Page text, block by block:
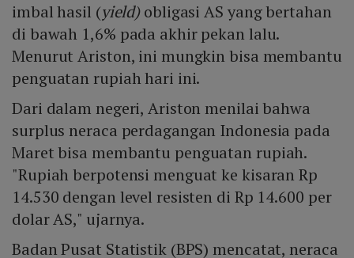
imbal hasil (yield)obligasi AS yang bertahan
di bawah 1,6% pada akhir pekan lalu.
Menurut Ariston, ini mungkin bisa membantu
penguatan rupiah hari ini.
Dari dalam negeri, Ariston menilai bahwa
surplus neraca perdagangan Indonesia pada
Maret bisa membantu penguatan rupiah.
"Rupiah berpotensi menguat ke kisaran Rp
14.530 dengan level resisten di Rp 14.600 per
dolar AS," ujarnya.
Badan Pusat Statistik (BPS) mencatat, neraca